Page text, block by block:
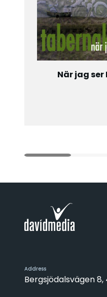
När jag ser
Address
Bergsjödalsvägen 8,